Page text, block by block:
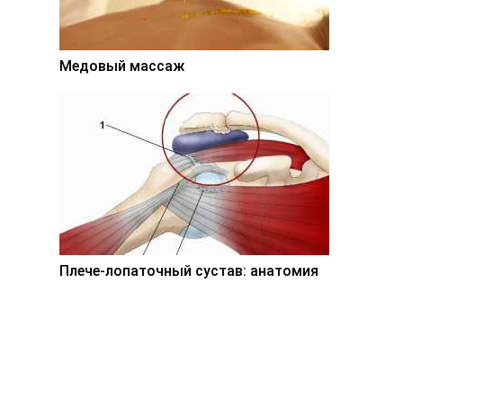
Медовый массаж
Плече-лопаточный сустав: анатомия